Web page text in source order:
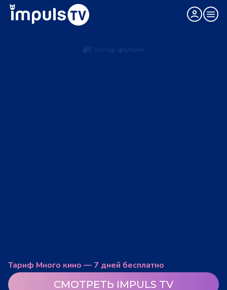
Тариф Много кино — 7 дней бесплатно
СМОТРЕТЬ IMPULS TV